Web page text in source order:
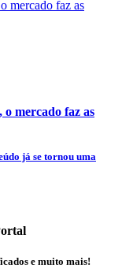
mercado faz as
já se tornou uma
e muito mais!